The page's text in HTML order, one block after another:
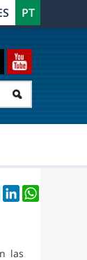
TwitterLinkedInWhatsApp
las